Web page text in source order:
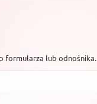
formularza lub odnośnika.